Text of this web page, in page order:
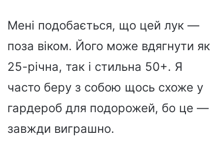
Мені подобається, що цей лук —
поза віком. Його може вдягнути як
25-річна, так і стильна 50+. Я
часто беру з собою щось схоже у
гардероб для подорожей, бо це —
завжди виграшно.